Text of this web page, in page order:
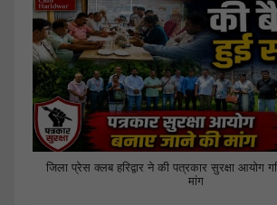
जिला प्रेस क्लब हरिद्वार ने की पत्रकार सुरक्षा आयोग
मांग